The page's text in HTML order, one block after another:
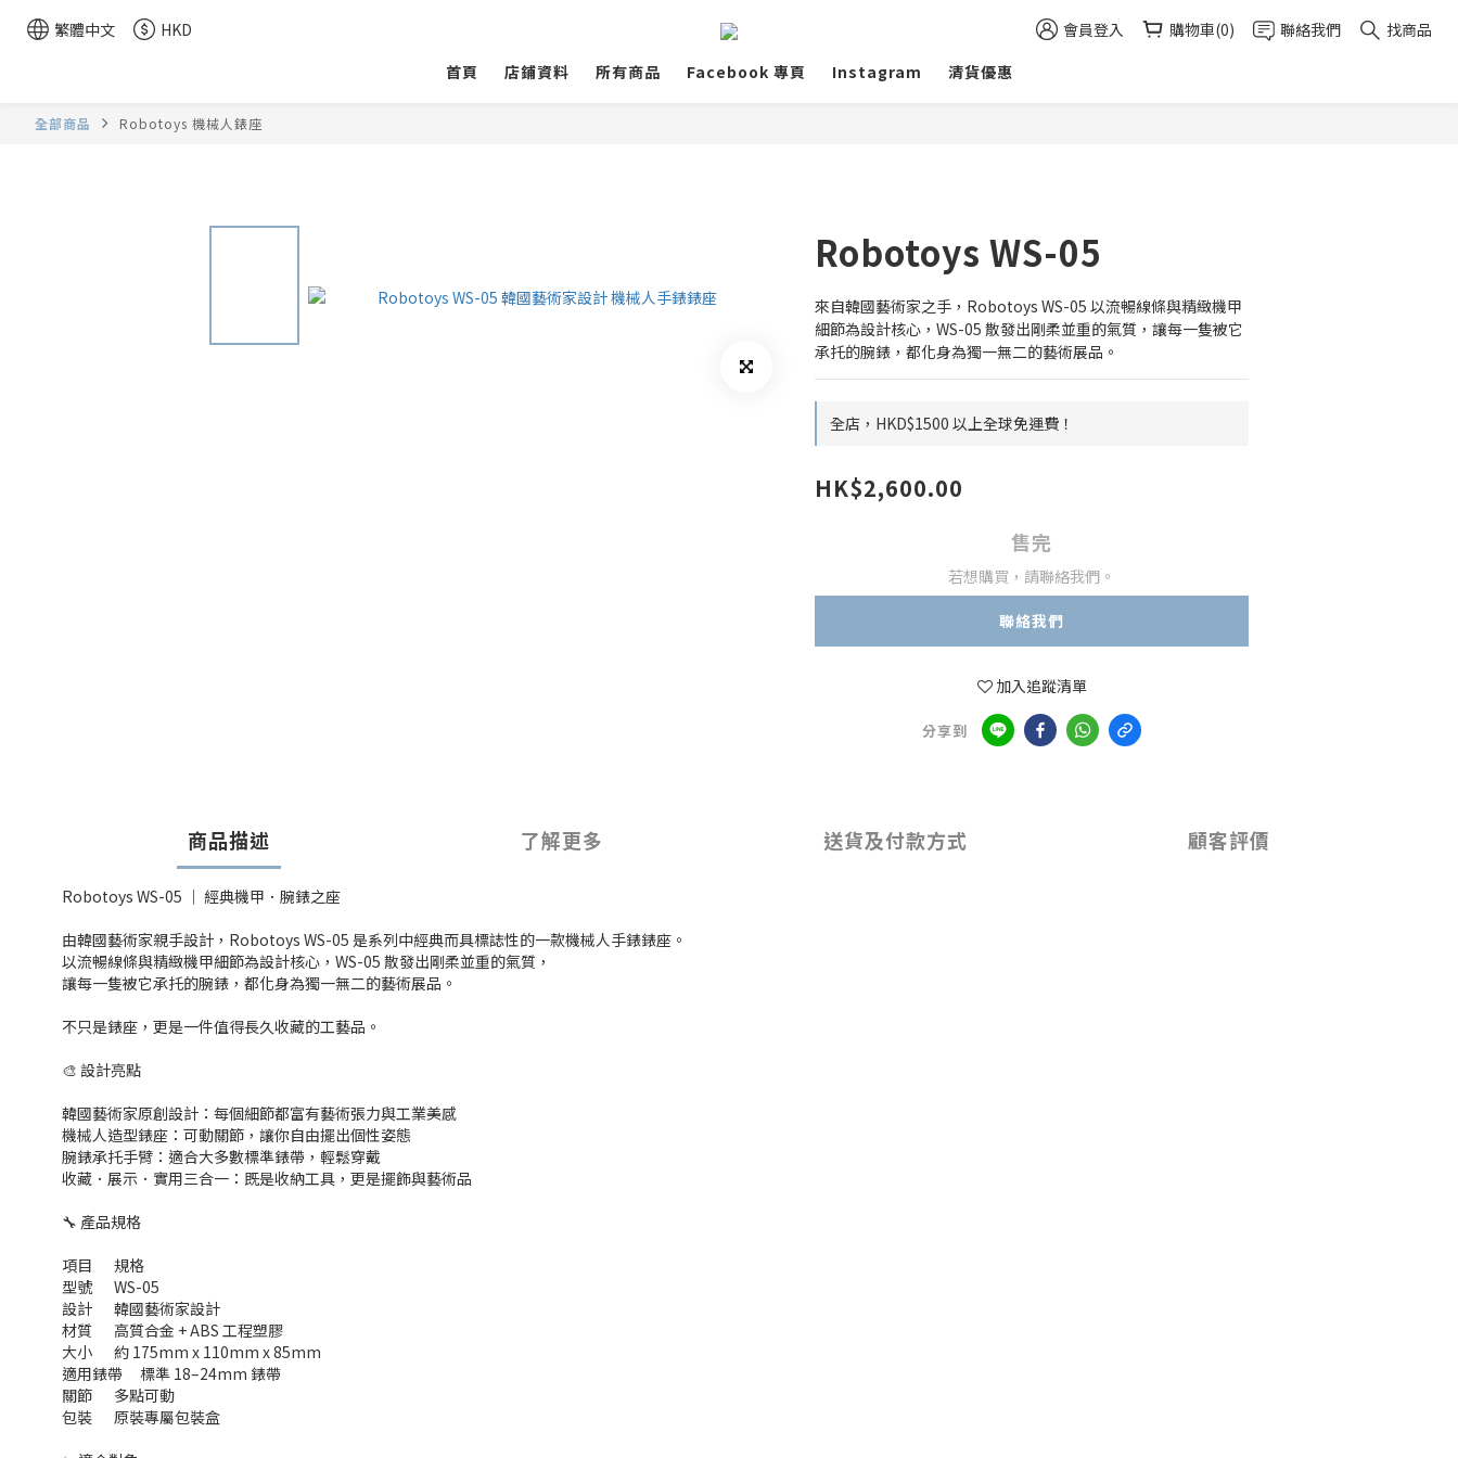
繁體中文 HKD 會員登入 購物車(0) 聯絡我們
找商品
首頁
店鋪資料 所有商品 Facebook 專頁 Instagram 清貨優惠
全部商品 Robotoys 機械人錶座
Robotoys WS-05
來自韓國藝術家之手，Robotoys WS-05 以流暢線條與精緻機甲
細節為設計核心，WS-05 散發出剛柔並重的氣質，讓每一隻被它
承托的腕錶，都化身為獨一無二的藝術展品。
全店，HKD$1500 以上全球免運費！
HK$2,600.00
售完
若想購買，請聯絡我們。
聯絡我們
加入追蹤清單
分享到
商品描述 了解更多 送貨及付款方式 顧客評價
Robotoys WS-05 ｜ 經典機甲．腕錶之座
由韓國藝術家親手設計，Robotoys WS-05 是系列中經典而具標誌性的一款機械人手錶錶座。
以流暢線條與精緻機甲細節為設計核心，WS-05 散發出剛柔並重的氣質，
讓每一隻被它承托的腕錶，都化身為獨一無二的藝術展品。
不只是錶座，更是一件值得長久收藏的工藝品。
🎨 設計亮點
韓國藝術家原創設計：每個細節都富有藝術張力與工業美感
機械人造型錶座：可動關節，讓你自由擺出個性姿態
腕錶承托手臂：適合大多數標準錶帶，輕鬆穿戴
收藏．展示．實用三合一：既是收納工具，更是擺飾與藝術品
🔧 產品規格
項目
規格
型號
WS-05
設計
韓國藝術家設計
材質
高質合金 + ABS 工程塑膠
大小
約 175mm x 110mm x 85mm
適用錶帶
標準 18–24mm 錶帶
關節
多點可動
包裝
原裝專屬包裝盒